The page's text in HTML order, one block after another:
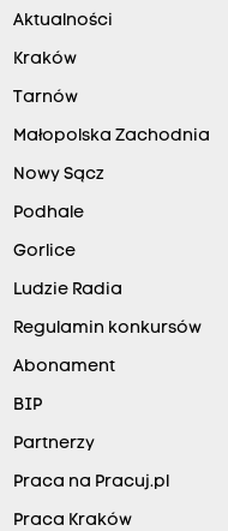
Aktualności
Kraków
Tarnów
Małopolska Zachodnia
Nowy Sącz
Podhale
Gorlice
Ludzie Radia
Regulamin konkursów
Abonament
BIP
Partnerzy
Praca na Pracuj.pl
Praca Kraków